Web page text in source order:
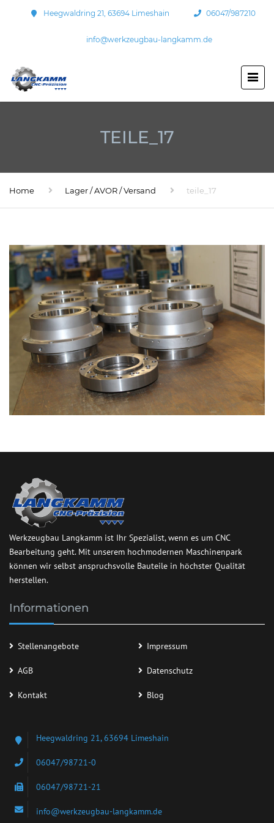
Heegwaldring 21, 63694 Limeshain 06047/987210
info@werkzeugbau-langkamm.de
TEILE_17
Home Lager / AVOR / Versand teile_17
Werkzeugbau Langkamm ist Ihr Spezialist, wenn es um CNC
Bearbeitung geht. Mit unserem hochmodernen Maschinenpark
können wir selbst anspruchsvolle Bauteile in höchster Qualität
herstellen.
Informationen
Stellenangebote Impressum
AGB Datenschutz
Kontakt Blog
Heegwaldring 21, 63694 Limeshain
06047/98721-0
06047/98721-21
info@werkzeugbau-langkamm.de